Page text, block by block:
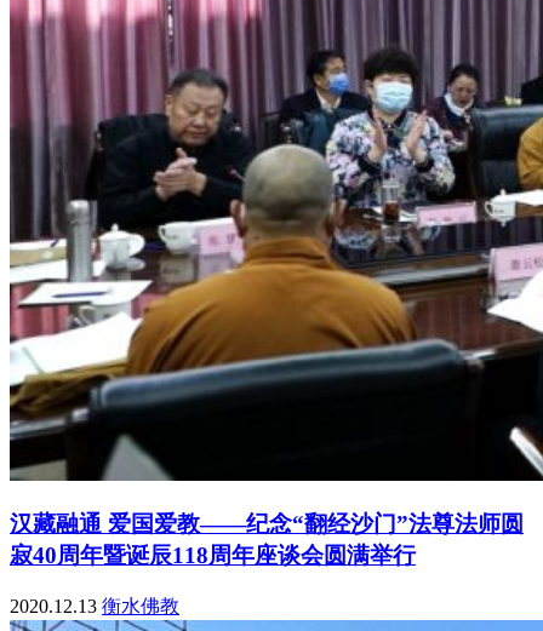
汉藏融通 爱国爱教——纪念“翻经沙门”法尊法师圆
寂40周年暨诞辰118周年座谈会圆满举行
2020.12.13 衡水佛教